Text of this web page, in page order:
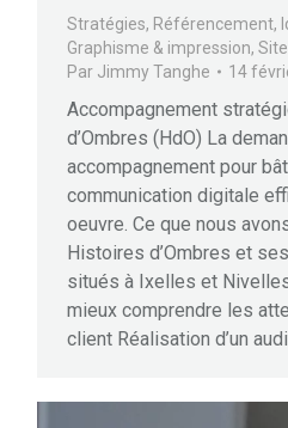
Stratégies, Référencement,
Graphisme & impression,
Par Jimmy Tanghe 14
Accompagnement
d’Ombres (HdO) La
accompagnement pour
communication digitale
oeuvre. Ce que nous
Histoires d’Ombres et
situés à Ixelles et
mieux comprendre les
client Réalisation d’un